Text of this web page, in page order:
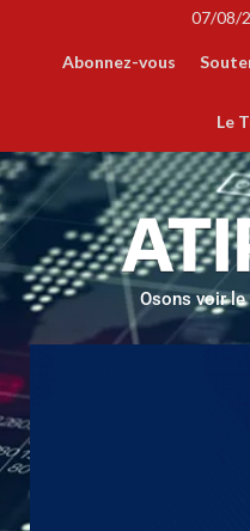
07/08/
Abonnez-vous
Le
Osons voir